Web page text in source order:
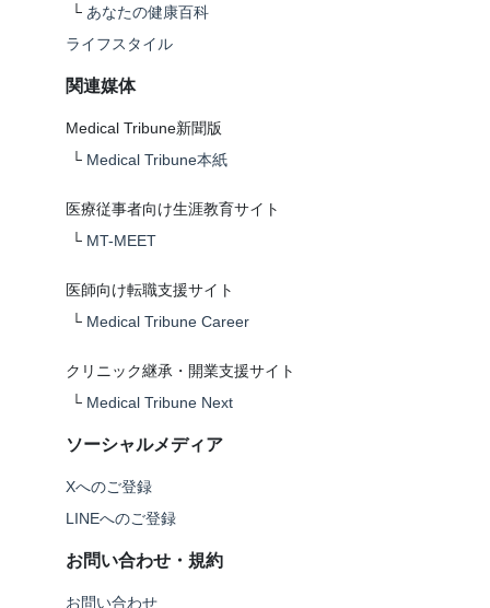
└ あなたの健康百科
ライフスタイル
関連媒体
Medical Tribune新聞版
└ Medical Tribune本紙
医療従事者向け生涯教育サイト
└ MT-MEET
医師向け転職支援サイト
└ Medical Tribune Career
クリニック継承・開業支援サイト
└ Medical Tribune Next
ソーシャルメディア
Xへのご登録
LINEへのご登録
お問い合わせ・規約
お問い合わせ